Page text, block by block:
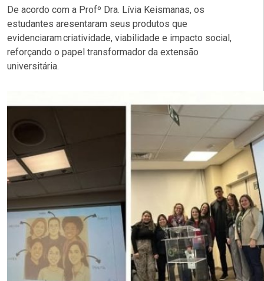
De acordo com a Profº Dra. Lívia Keismanas, os
estudantes aresentaram seus produtos que
evidenciaram criatividade, viabilidade e impacto social,
reforçando o papel transformador da extensão
universitária.